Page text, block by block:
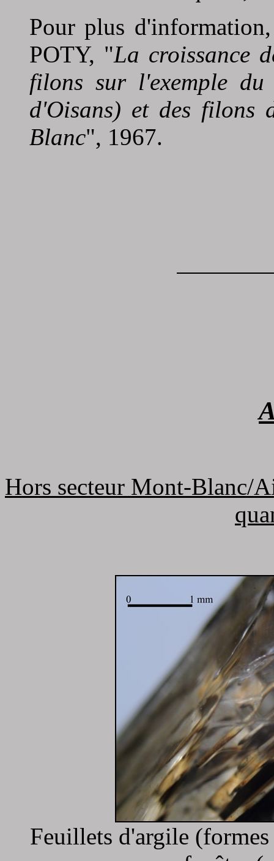
Pour plus
POTY, "La croissance
filons sur l'exemple
d'Oisans) et des filons
Blanc", 1967.
Hors secteur Mont-Blanc/
Feuillets d'argile